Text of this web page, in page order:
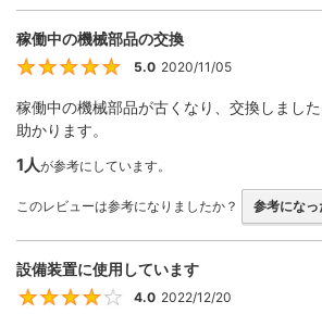
稼働中の機械部品の交換
5
5.0 2020/11/05
稼働中の機械部品が古くなり、交換しまし
助かります。
1人が参考にしています。
このレビューは参考になりましたか？ 参考になっ
設備装置に使用しています
4
4.0 2022/12/20